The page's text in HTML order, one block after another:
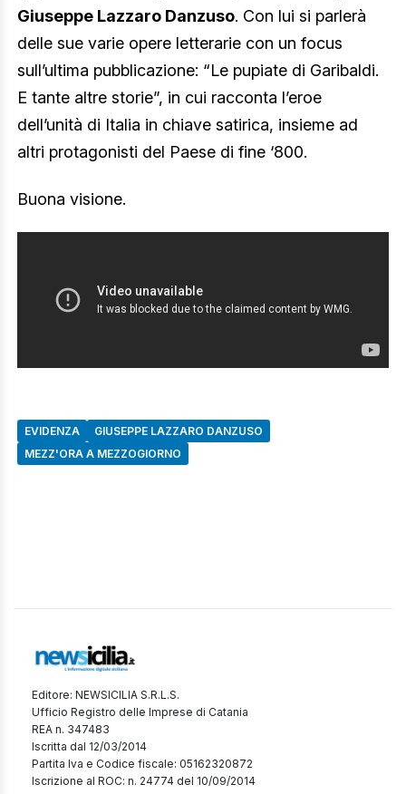
Giuseppe Lazzaro Danzuso. Con lui si parlerà
delle sue varie opere letterarie con un focus
sull’ultima pubblicazione: “Le pupiate di Garibaldi.
E tante altre storie”, in cui racconta l’eroe
dell’unità di Italia in chiave satirica, insieme ad
altri protagonisti del Paese di fine ‘800.
Buona visione.
EVIDENZA
GIUSEPPE LAZZARO DANZUSO
MEZZ'ORA A MEZZOGIORNO
Editore: NEWSICILIA S.R.L.S.
Ufficio Registro delle Imprese di Catania
REA n. 347483
Iscritta dal 12/03/2014
Partita Iva e Codice fiscale: 05162320872
Iscrizione al ROC: n. 24774 del 10/09/2014